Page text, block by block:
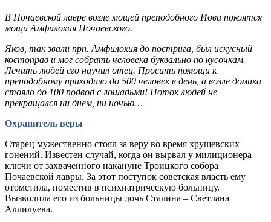
В Почаевской лавре возле мощей преподобного Иова покоятся
мощи Амфилохия Почаевского.
Яков, так звали прп. Амфилохия до пострига, был искусный
костоправ и мог собрать человека буквально по кусочкам.
Лечить людей его научил отец. Просить помощи к
преподобному приходило до 500 человек в день, а возле домика
стояло до 100 подвод с лошадьми! Поток людей не
прекращался ни днем, ни ночью…
Охранитель веры
Старец мужественно стоял за веру во время хрущевских
гонений. Известен случай, когда он вырвал у милиционера
ключи от захваченного накануне Троицкого собора
Почаевской лавры. За этот поступок советская власть ему
отомстила, поместив в психиатрическую больницу.
Вызволила его из больницы дочь Сталина – Светлана
Аллилуева.